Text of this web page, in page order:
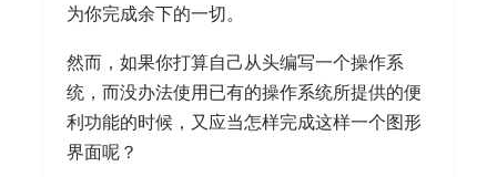
为你完成余下的一切。
然而，如果你打算自己从头编写一个操作系
统，而没办法使用已有的操作系统所提供的便
利功能的时候，又应当怎样完成这样一个图形
界面呢？